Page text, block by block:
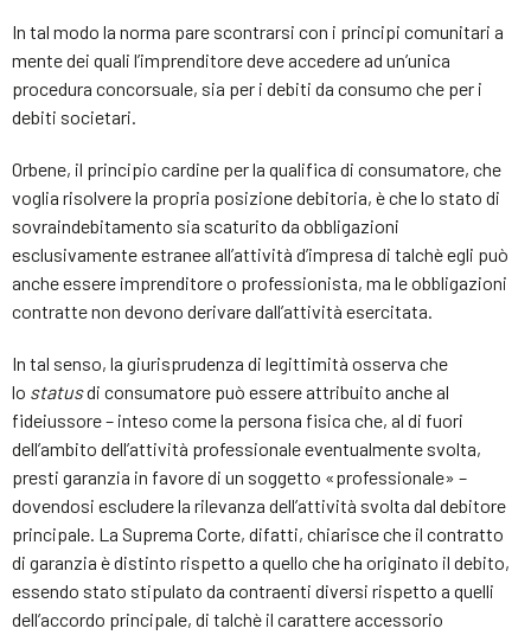
In tal modo la norma pare scontrarsi con i principi comunitari a
mente dei quali l’imprenditore deve accedere ad un’unica
procedura concorsuale, sia per i debiti da consumo che per i
debiti societari.
Orbene, il principio cardine per la qualifica di consumatore, che
voglia risolvere la propria posizione debitoria, è che lo stato di
sovraindebitamento sia scaturito da obbligazioni
esclusivamente estranee all’attività d’impresa di talchè egli può
anche essere imprenditore o professionista, ma le obbligazioni
contratte non devono derivare dall’attività esercitata.
In tal senso, la giurisprudenza di legittimità osserva che
lo statusdi consumatore può essere attribuito anche al
fideiussore – inteso come la persona fisica che, al di fuori
dell’ambito dell’attività professionale eventualmente svolta,
presti garanzia in favore di un soggetto «professionale» –
dovendosi escludere la rilevanza dell’attività svolta dal debitore
principale. La Suprema Corte, difatti, chiarisce che il contratto
di garanzia è distinto rispetto a quello che ha originato il debito,
essendo stato stipulato da contraenti diversi rispetto a quelli
dell’accordo principale, di talchè il carattere accessorio